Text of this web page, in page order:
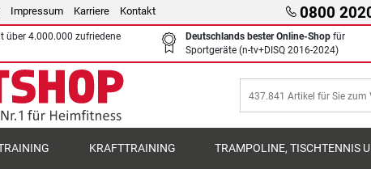
Impressum Karriere Kontakt 0800
über 4.000.000 zufriedene
Deutschlands bester Online-Shop für
Sportgeräte (n-tv+DISQ 2016-2024)
KRAFTTRAINING TRAMPOLINE, TISCHTENNIS